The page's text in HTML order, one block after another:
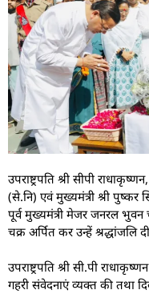
उपराष्ट्रपति श्री सीपी
(से.नि) एवं मुख्यमंत्री श्री पुष्कर
पूर्व मुख्यमंत्री मेजर जनरल भुवन
चक्र अर्पित कर उन्हें श्रद्धांजलि
उपराष्ट्रपति श्री सी.पी
गहरी संवेदनाएं व्यक्त की तथा